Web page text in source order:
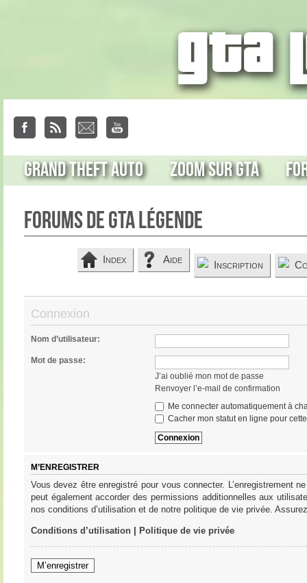
Grand Theft Auto Zoom sur GTA
Forums de GTA Légende
Index Aide Inscription
Connexion
Nom d’utilisateur:
Mot de passe:
J’ai oublié mon mot de passe
Renvoyer l’e-mail de confirmation
Me connecter automatiquement à
Cacher mon statut en ligne pour
M’ENREGISTRER
Vous devez être enregistré pour vous connecter. L’enregistrement
peut également accorder des permissions additionnelles aux
nos conditions d’utilisation et de notre politique de vie privée.
Conditions d’utilisation| Politique de vie privée
M’enregistrer